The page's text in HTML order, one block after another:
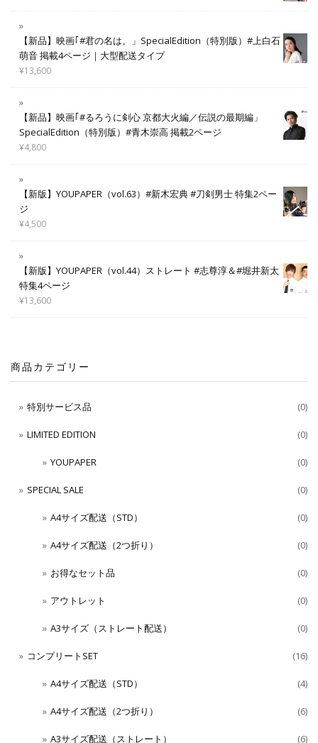
【新品】映画｢#君の名は。」SpecialEdition（特別版）#上白石
萌音 掲載4ページ｜大型配送タイプ
¥13,600
【新品】映画｢#るろうに剣心 京都大火編／伝説の最期編」
SpecialEdition（特別版）#青木崇高 掲載2ページ
¥4,800
【新版】YOUPAPER（vol.63）#新木宏典 #刀剣男士 特集2ペー
ジ
¥4,500
【新版】YOUPAPER（vol.44）ストレート #志尊淳＆#堀井新太
特集4ページ
¥13,600
商品カテゴリー
特別サービス品 (0)
LIMITED EDITION (0)
YOUPAPER (0)
SPECIAL SALE (0)
A4サイズ配送（STD） (0)
A4サイズ配送（2つ折り） (0)
お得なセット品 (0)
アウトレット (0)
A3サイズ（ストレート配送） (0)
コンプリートSET (16)
A4サイズ配送（STD） (4)
A4サイズ配送（2つ折り） (6)
A3サイズ配送（ストレート） (6)